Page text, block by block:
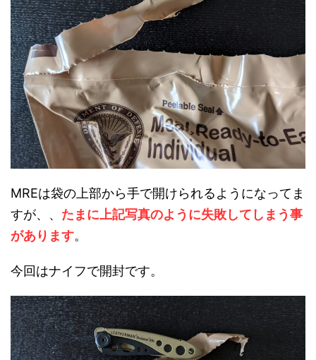
MREは袋の上部から手で開けられるようになってま
すが、、 たまに上記写真のように失敗してしまう事
があります。
今回はナイフで開封です。